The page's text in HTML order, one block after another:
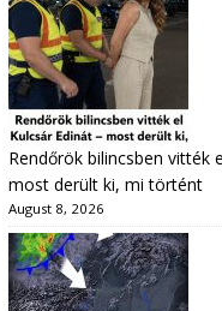
Rendőrök bilincsben vitték
most derült ki, mi történt
August 8, 2026